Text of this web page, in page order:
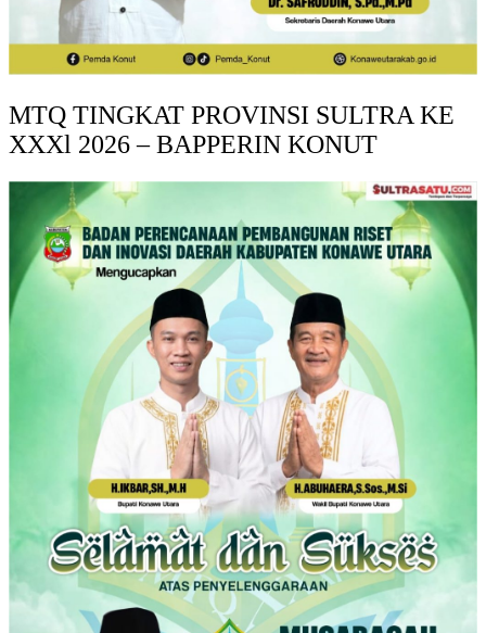
MTQ TINGKAT PROVINSI SULTRA KE
XXXl 2026 – BAPPERIN KONUT